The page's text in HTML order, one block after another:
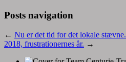
Posts navigation
← Nu er det tid for det lokale stævne.
2018, frustrationernes år. →